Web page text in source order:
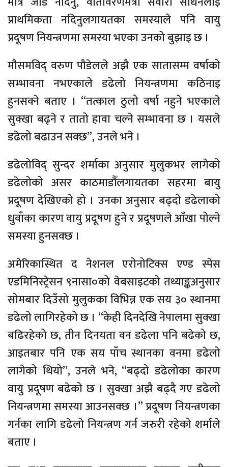
प्राथमिकता नदिनुलगायतका समस्याले पनि वायु
प्रदूषण नियन्त्रणमा समस्या भएका उनको बुझाइ छ ।
मौसमविद् वरुण पौडेलले अझै एक सातासम्म वर्षाको
सम्भावना नभएकाले डढेलो नियन्त्रणमा कठिनाइ
हुनसक्ने बताए । “तत्काल ठुलो वर्षा नहुने भएकाले
सुक्खा बढ्ने र तातो हावा चल्ने सम्भावना छ । यसले
डढेलो बढाउन सक्छ”, उनले भने ।
डढेलोविद् सुन्दर शर्माका अनुसार मुलुकभर लागेको
डढेलोको असर काठमाडौँलगायतका सहरमा बायु
प्रदूषण देखिएको हो । उनका अनुसार बढ्दो डढेलाको
धुवाँका कारण वायु प्रदूषण हुने र प्रदूषणले आँखा पोल्ने
समस्या हुनसक्छ ।
अमेरिकास्थित द नेशनल एरोनोटिक्स एण्ड स्पेस
एडमिनिस्ट्रेसन ९नासा०को वेबसाइटको तथ्याङ्कअनुसार
सोमबार दिउँसो मुलुकका विभिन्न एक सय ३० स्थानमा
डढेलो लागिरहेको छ । “केही दिनदेखि नेपालमा सुक्खा
बढिरहेको छ, तीन दिनयता वन डढेला पनि बढेको छ,
आइतबार पनि एक सय पाँच स्थानका वनमा डढेलो
लागेको थियो”, उनले भने, “बढ्दो डढेलोका कारण
वायु प्रदूषण बढेको छ । सुक्खा अझै बढ्दै गए डढेलो
नियन्त्रणमा समस्या आउनसक्छ ।” प्रदूषण नियन्त्रणका
गर्नका लागि डढेलो नियन्त्रण गर्न जरुरी रहेको शर्माले
बताए ।